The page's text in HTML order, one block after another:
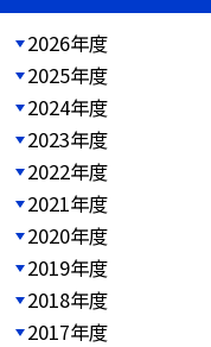
2026年度
2025年度
2024年度
2023年度
2022年度
2021年度
2020年度
2019年度
2018年度
2017年度